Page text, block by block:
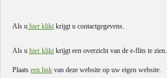
Als u hier klikt krijgt u contactgegevens.
Als u hier klikt krijgt een overzicht van de e-flits te zien.
Plaats een link van deze website op uw eigen website.